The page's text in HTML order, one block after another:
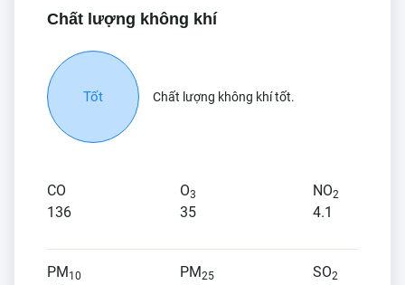
Chất lượng không khí
Tốt Chất lượng không khí tốt.
CO
136
O3
35
NO2
4.1
PM10 PM25 SO2